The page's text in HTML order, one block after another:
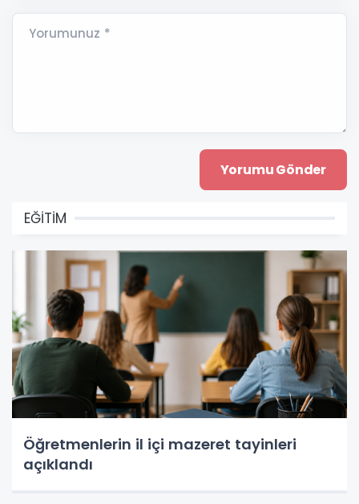
Yorumunuz *
EĞİTİM
Öğretmenlerin il içi mazeret tayinleri
açıklandı